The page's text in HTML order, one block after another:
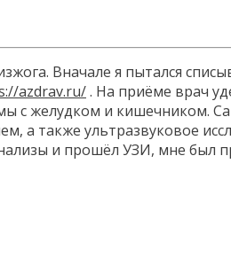
Вначале я пытался
azdrav.ru/. На приёме врач
желудком и
также ультразвуковое
и прошёл УЗИ, мне